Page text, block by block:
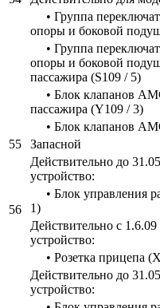
• Группа
опоры и боковой
• Группа
опоры и боковой
пассажира (S109 / 5)
• Блок клапанов
пассажира (Y109 / 3)
• Блок клапанов
55
Запасной
56
Действительно до
устройство:
• Блок управления
1)
Действительно с
устройство:
• Розетка прицепа
Действительно до
устройство: